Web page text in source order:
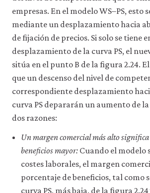
empresas. En el modelo WS–PS, esto
mediante un desplazamiento hacia
de fijación de precios. Si solo se tiene
desplazamiento de la curva PS, el
sitúa en el punto B de la figura 2.24.
que un descenso del nivel de
correspondiente desplazamiento
curva PS depararán un aumento de
dos razones:
Un margen comercial más alto
beneficios mayor: Cuando el modelo
costes laborales, el margen
porcentaje de beneficios, tal como
curva PS, más baja, de la figura